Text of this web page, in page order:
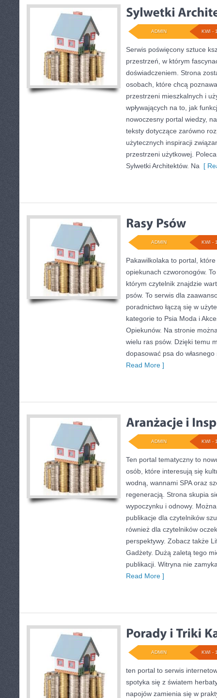
KWI -
ADMIN
Serwis poświęcony sztuce
przestrzeń, w którym
doświadczeniem. Strona
osobach, które chcą
przestrzeni mieszkalnych i
wpływających na to, jak
nowoczesny portal wiedzy,
teksty dotyczące zarówno
użytecznych inspiracji
przestrzeni użytkowej.
Sylwetki Architektów. Na [
KWI -
ADMIN
Pakawilkolaka to portal,
opiekunach czworonogów.
którym czytelnik znajdzie
psów. To serwis dla
poradnictwo łączą się w
kategorie to Psia Moda i
Opiekunów. Na stronie
wielu ras psów. Dzięki temu
dopasować psa do
Read More ]
KWI -
ADMIN
Ten portal tematyczny to
osób, które interesują się
wodną, wannami SPA oraz
regeneracją. Strona skupia
wypoczynku i odnowy.
publikacje dla czytelników
również dla czytelników
perspektywy. Zobacz także
Gadżety. Dużą zaletą tego
publikacji. Witryna nie
Read More ]
KWI -
ADMIN
ten portal to serwis
spotyka się z światem
napojów zamienia się w